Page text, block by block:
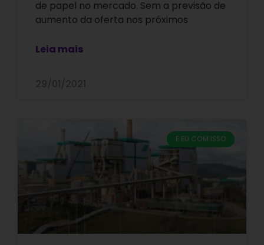
de papel no mercado. Sem a previsão de
aumento da oferta nos próximos
Leia mais
E EU COM ISSO